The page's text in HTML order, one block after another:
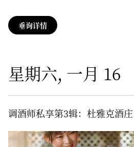
垂询详情
星期六, 一月 16
调酒师私享第3辑：杜雅克酒庄